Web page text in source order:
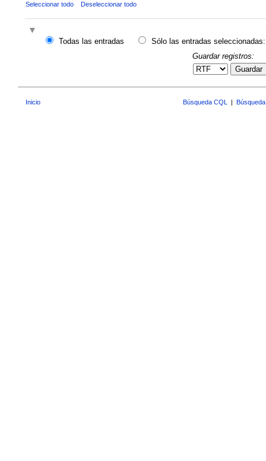
Seleccionar todo Deseleccionar todo
Todas las entradas
Sólo las entradas seleccionadas:
Guardar registros:
Guardar
Inicio Búsqueda CQL